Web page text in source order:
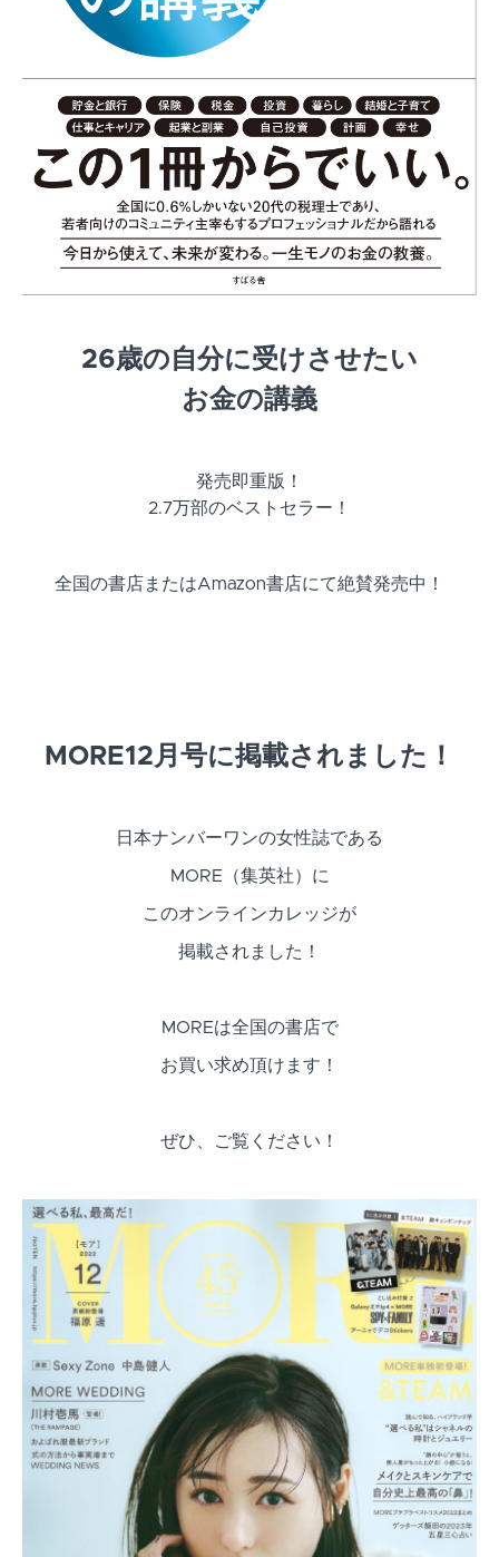
26歳の自分に受けさせたい
お金の講義
発売即重版！
2.7万部のベストセラー！
全国の書店またはAmazon書店にて絶賛発売中！
MORE12月号に掲載されました！
日本ナンバーワンの女性誌である
MORE（集英社）に
このオンラインカレッジが
掲載されました！
MOREは全国の書店で
お買い求め頂けます！
ぜひ、ご覧ください！